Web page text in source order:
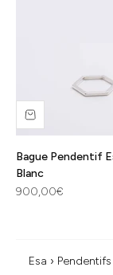
Bague Pendentif
Blanc
Prix de vente
900,00€
Esa ›